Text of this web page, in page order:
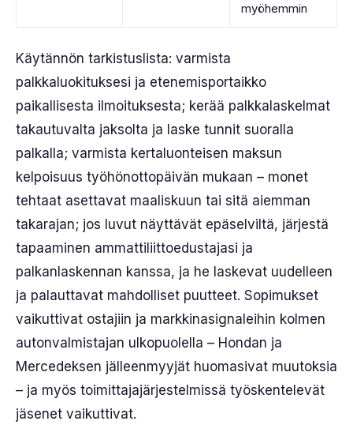
myöhemmin
Käytännön tarkistuslista: varmista
palkkaluokituksesi ja etenemisportaikko
paikallisesta ilmoituksesta; kerää palkkalaskelmat
takautuvalta jaksolta ja laske tunnit suoralla
palkalla; varmista kertaluonteisen maksun
kelpoisuus työhönottopäivän mukaan – monet
tehtaat asettavat maaliskuun tai sitä aiemman
takarajan; jos luvut näyttävät epäselviltä, järjestä
tapaaminen ammattiliittoedustajasi ja
palkanlaskennan kanssa, ja he laskevat uudelleen
ja palauttavat mahdolliset puutteet. Sopimukset
vaikuttivat ostajiin ja markkinasignaleihin kolmen
autonvalmistajan ulkopuolella – Hondan ja
Mercedeksen jälleenmyyjät huomasivat muutoksia
– ja myös toimittajajärjestelmissä työskentelevät
jäsenet vaikuttivat.